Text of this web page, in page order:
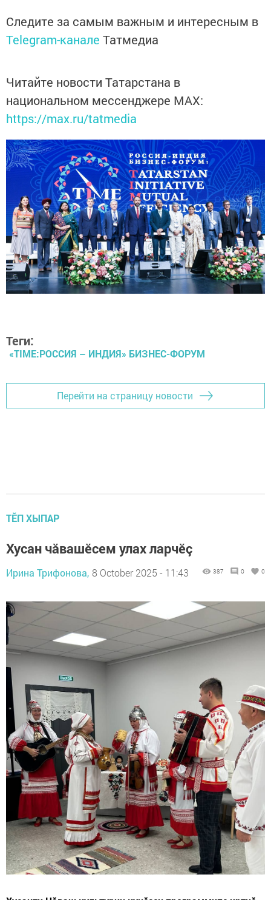
Следите за самым важным и интересным в
Telegram-канале Татмедиа
Читайте новости Татарстана в
национальном мессенджере MАХ:
https://max.ru/tatmedia
Теги:
«TIME:РОССИЯ – ИНДИЯ» БИЗНЕС-ФОРУМ
Перейти на страницу новости
ТӖП ХЫПАР
Хусан чăвашӗсем улах ларчӗç
Ирина Трифонова, 8 October 2025 - 11:43 387 0 0